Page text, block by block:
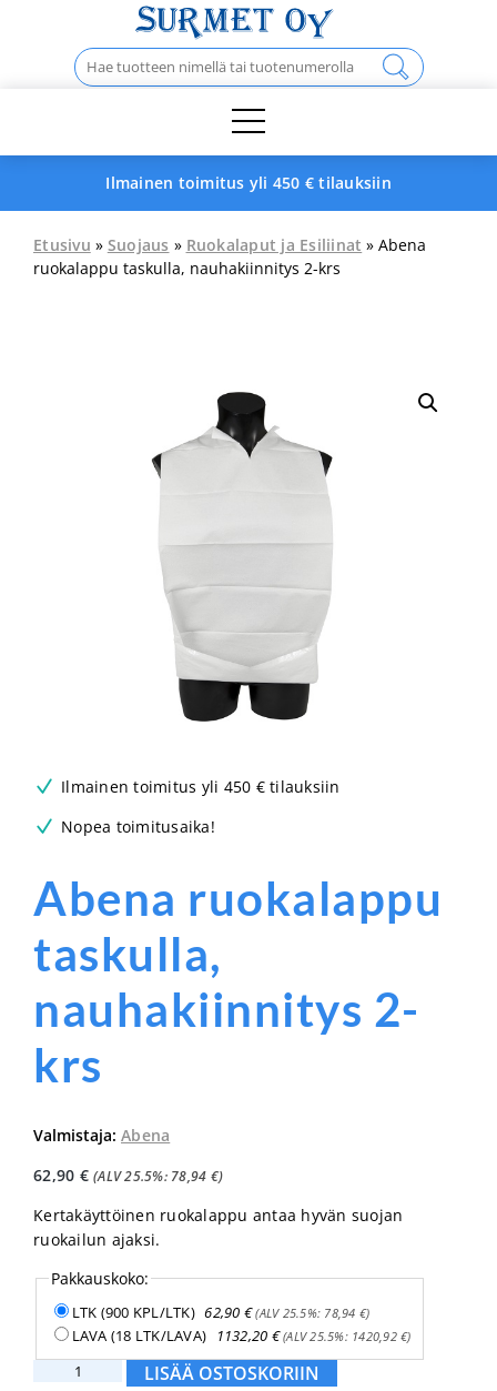
Haku:
Ilmainen toimitus yli 450 € tilauksiin
Etusivu » Suojaus » Ruokalaput ja Esiliinat » Abena
ruokalappu taskulla, nauhakiinnitys 2-krs
Ilmainen toimitus yli 450 € tilauksiin
Nopea toimitusaika!
Abena ruokalappu
taskulla,
nauhakiinnitys 2-
krs
Valmistaja: Abena
62,90 € (ALV 25.5%: 78,94 €)
Kertakäyttöinen ruokalappu antaa hyvän suojan
ruokailun ajaksi.
Pakkauskoko:
LTK (900 KPL/LTK) 62,90 €(ALV 25.5%: 78,94 €)
LAVA (18 LTK/LAVA) 1132,20 €(ALV 25.5%: 1420,92€)
Abena
LISÄÄ OSTOSKORIIN